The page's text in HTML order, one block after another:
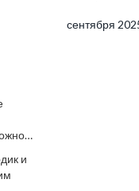
и
сентября